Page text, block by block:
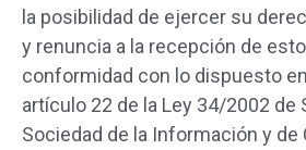
la posibilidad de ejercer su
y renuncia a la recepción de
conformidad con lo dispuesto
artículo 22 de la Ley 34/2002 de
Sociedad de la Información y de